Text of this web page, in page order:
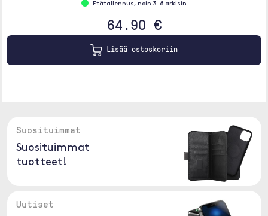
Etätallennus, noin 3-8 arkisin
64.90 €
Lisää ostoskoriin
Suosituimmat
Suosituimmat
tuotteet!
Uutiset